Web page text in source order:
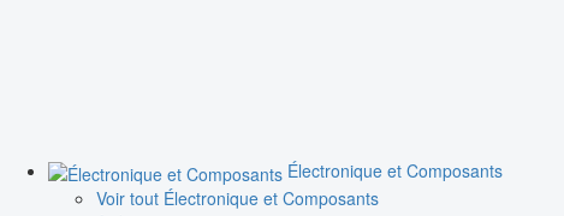
Électronique et Composants
Voir tout Électronique et Composants